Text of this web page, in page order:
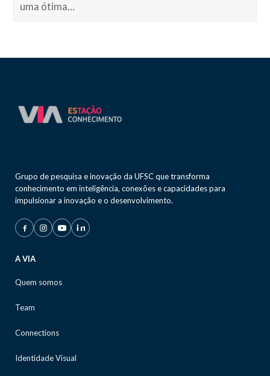
uma ótima…
Grupo de pesquisa e inovação da UFSC que transforma
conhecimento em inteligência, conexões e capacidades para
impulsionar a inovação e o desenvolvimento.
A VIA
Quem somos
Team
Connections
Identidade Visual